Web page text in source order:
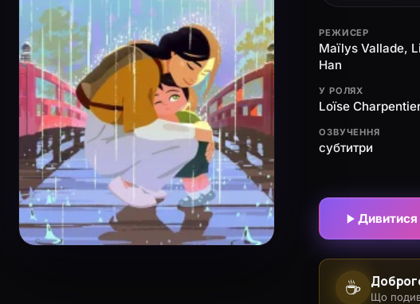
РЕЖИСЕР
Maïlys Vallade,
Han
У РОЛЯХ
Loïse
ОЗВУЧЕННЯ
субтитри
☕ Що